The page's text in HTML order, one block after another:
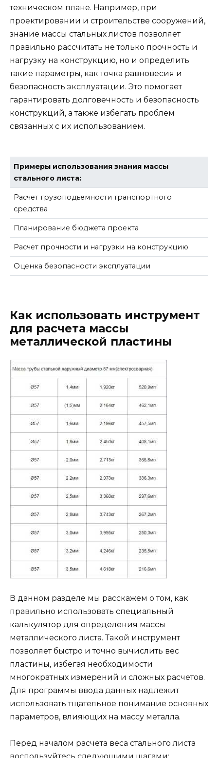
техническом плане. Например, при
проектировании и строительстве сооружений,
знание массы стальных листов позволяет
правильно рассчитать не только прочность и
нагрузку на конструкцию, но и определить
такие параметры, как точка равновесия и
безопасность эксплуатации. Это помогает
гарантировать долговечность и безопасность
конструкций, а также избегать проблем
связанных с их использованием.
Примеры использования знания массы
стального листа:
Расчет грузоподъемности транспортного
средства
Планирование бюджета проекта
Расчет прочности и нагрузки на конструкцию
Оценка безопасности эксплуатации
Как использовать инструмент
для расчета массы
металлической пластины
В данном разделе мы расскажем о том, как
правильно использовать специальный
калькулятор для определения массы
металлического листа. Такой инструмент
позволяет быстро и точно вычислить вес
пластины, избегая необходимости
многократных измерений и сложных расчетов.
Для программы ввода данных надлежит
использовать тщательное понимание основных
параметров, влияющих на массу металла.
Перед началом расчета веса стального листа